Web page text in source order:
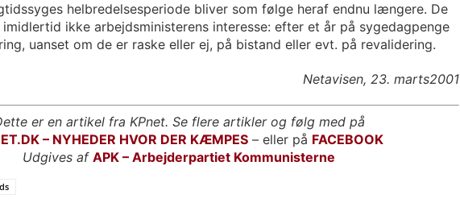
helbredelsesperiode bliver som følge heraf endnu længere. De
ikke arbejdsministerens interesse: efter et år på sygedagpenge
uanset om de er raske eller ej, på bistand eller evt. på revalidering.
Netavisen, 23. marts2001
er en artikel fra KPnet. Se flere artikler og følg med på
– NYHEDER HVOR DER KÆMPES – eller på FACEBOOK
Udgives af APK – Arbejderpartiet Kommunisterne